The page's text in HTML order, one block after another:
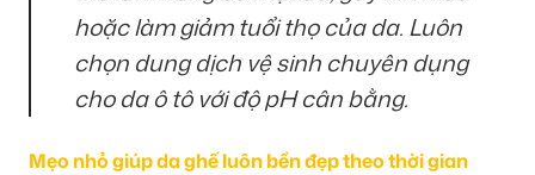
hoặc làm giảm tuổi thọ của da. Luôn
chọn dung dịch vệ sinh chuyên dụng
cho da ô tô với độ pH cân bằng.
Mẹo nhỏ giúp da ghế luôn bền đẹp theo thời gian